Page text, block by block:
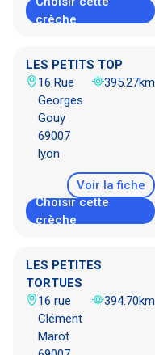
crèche
LES PETITS TOP
16 Rue
Georges
Gouy
69007
lyon
395.27km
Voir la fiche
Choisir cette
crèche
LES PETITES
TORTUES
16 rue
Clément
Marot
394.70km